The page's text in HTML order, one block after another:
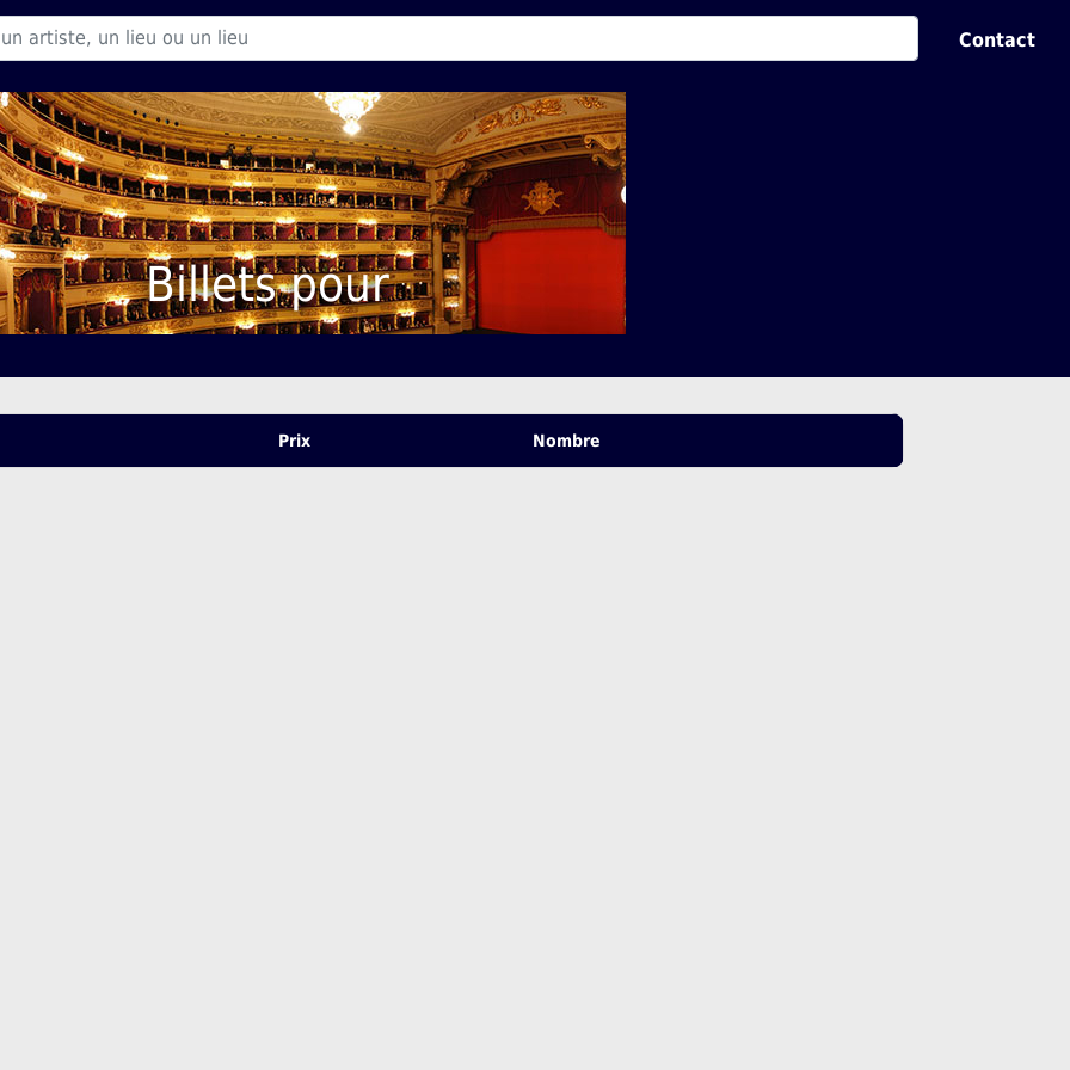
Contact
Billets pour
Prix Nombre